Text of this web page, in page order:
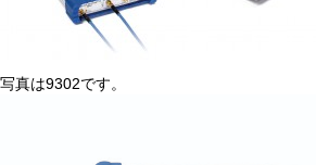
写真は9302です。